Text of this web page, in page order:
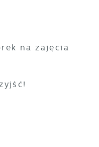
na zajęcia